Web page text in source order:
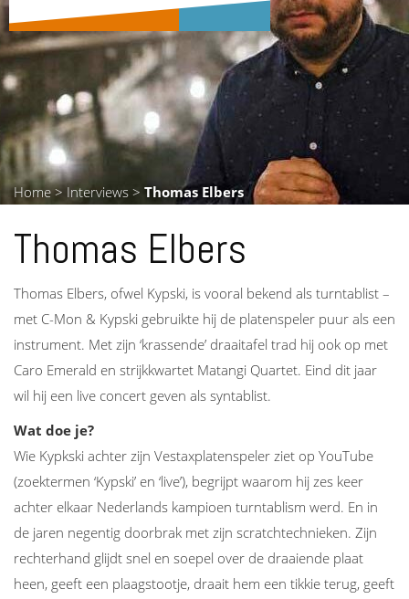
Home>Interviews > Thomas Elbers
Thomas Elbers
Thomas Elbers, ofwel Kypski, is vooral bekend als turntablist –
met C-Mon & Kypski gebruikte hij de platenspeler puur als een
instrument. Met zijn ‘krassende’ draaitafel trad hij ook op met
Caro Emerald en strijkkwartet Matangi Quartet. Eind dit jaar
wil hij een live concert geven als syntablist.
Wat doe je?
Wie Kypkski achter zijn Vestaxplatenspeler ziet op YouTube
(zoektermen ‘Kypski’ en ‘live’), begrijpt waarom hij zes keer
achter elkaar Nederlands kampioen turntablism werd. En in
de jaren negentig doorbrak met zijn scratchtechnieken. Zijn
rechterhand glijdt snel en soepel over de draaiende plaat
heen, geeft een plaagstootje, draait hem een tikkie terug, geeft